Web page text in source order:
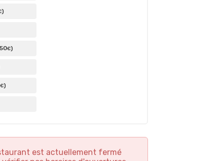
)
€)
€)
est actuellement fermé